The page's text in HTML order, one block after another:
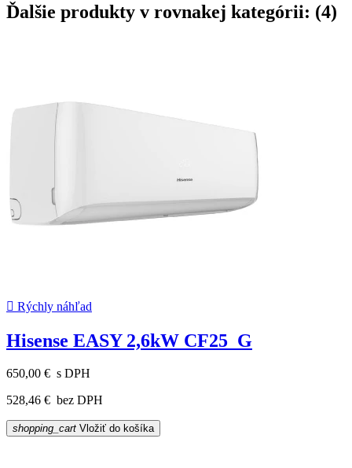
Ďalšie produkty v rovnakej kategórii: (4)
 Rýchly náhľad
Hisense EASY 2,6kW CF25_G
650,00 € s DPH
528,46 € bez DPH
shopping_cart Vložiť do košíka